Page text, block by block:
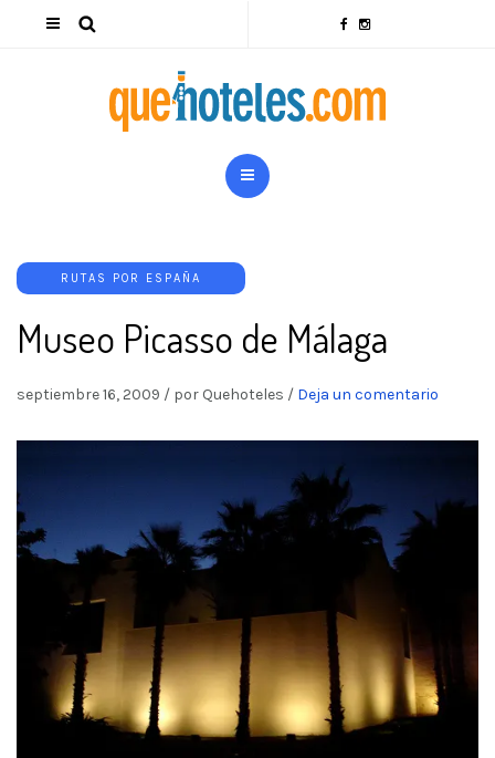
RUTAS POR ESPAÑA
Museo Picasso de Málaga
septiembre 16, 2009 / por Quehoteles / Deja un comentario